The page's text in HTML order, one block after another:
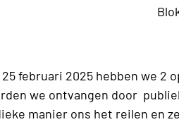
25 februari 2025 hebben we 2
we ontvangen door
manier ons het reilen en